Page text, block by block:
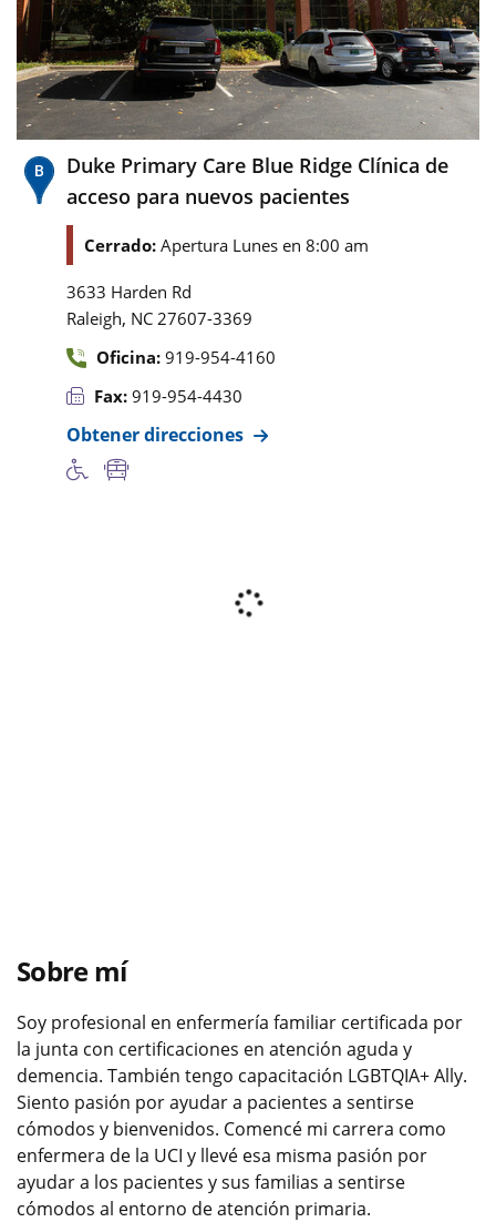
Duke Primary Care Blue Ridge Clínica de
acceso para nuevos pacientes
Cerrado: Apertura Lunes en 8:00 am
3633 Harden Rd
Raleigh, NC 27607-3369
Oficina: 919-954-4160
Fax: 919-954-4430
Obtener direcciones
Sobre mí
Soy profesional en enfermería familiar certificada por
la junta con certificaciones en atención aguda y
demencia. También tengo capacitación LGBTQIA+ Ally.
Siento pasión por ayudar a pacientes a sentirse
cómodos y bienvenidos. Comencé mi carrera como
enfermera de la UCI y llevé esa misma pasión por
ayudar a los pacientes y sus familias a sentirse
cómodos al entorno de atención primaria.